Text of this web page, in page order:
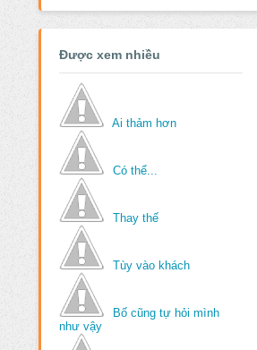
Được xem nhiều
Ai thảm hơn
Có thể...
Thay thế
Tùy vào khách
Bố cũng tự hỏi mình
như vậy